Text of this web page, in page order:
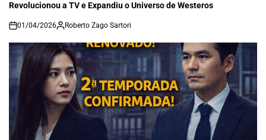
Revolucionou a TV e Expandiu o Universo de Westeros
on
01/04/2026 Roberto Zago Sartori